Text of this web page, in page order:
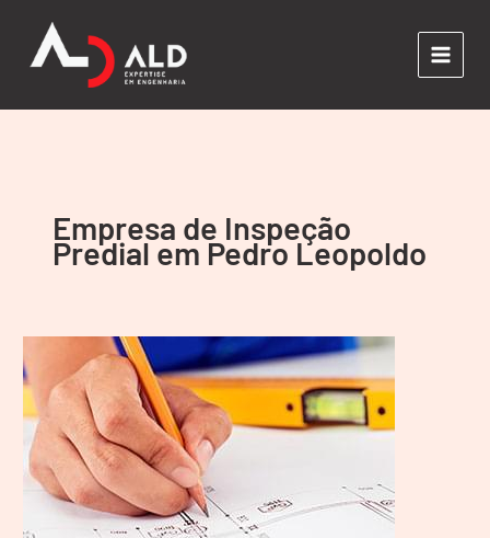
Empresa de Inspeção
Predial em Pedro Leopoldo
Predial
em
Pedro
Leopoldo